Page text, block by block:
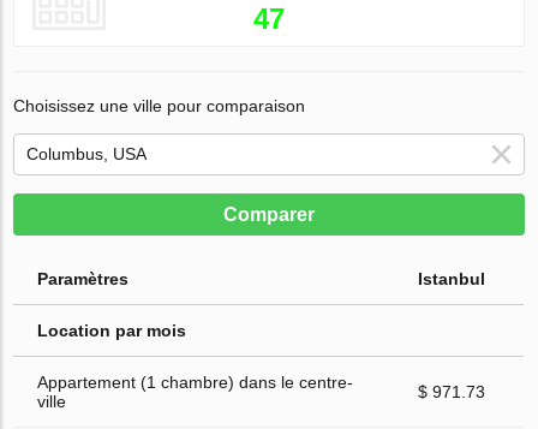
47
Choisissez une ville pour comparaison
Comparer
Paramètres Istanbul
Location par mois
Appartement (1 chambre) dans le centre-
ville
$ 971.73